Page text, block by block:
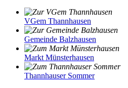
VGem Thannhausen
Gemeinde Balzhausen
Markt Münsterhausen
Thannhauser Sommer